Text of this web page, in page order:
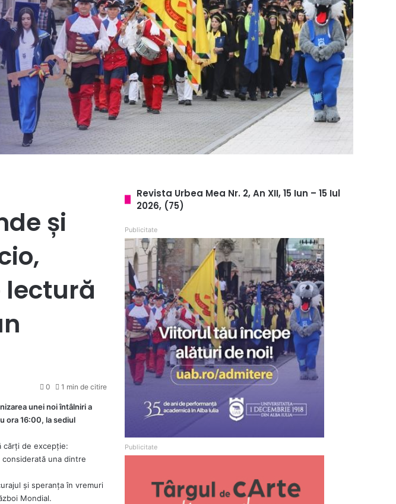
și
lectură
0 1 min de citire
unei noi întâlniri a
ora 16:00, la sediul
cărți de excepție:
una dintre
și speranța în vremuri
Mondial.
Revista Urbea Mea Nr. 2, An XII, 15 Iun – 15 Iul
2026, (75)
Publicitate
Publicitate